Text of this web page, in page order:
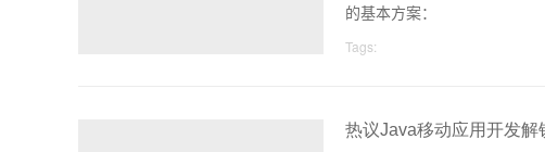
的基本方案：
Tags:
热议Java移动应用开发解